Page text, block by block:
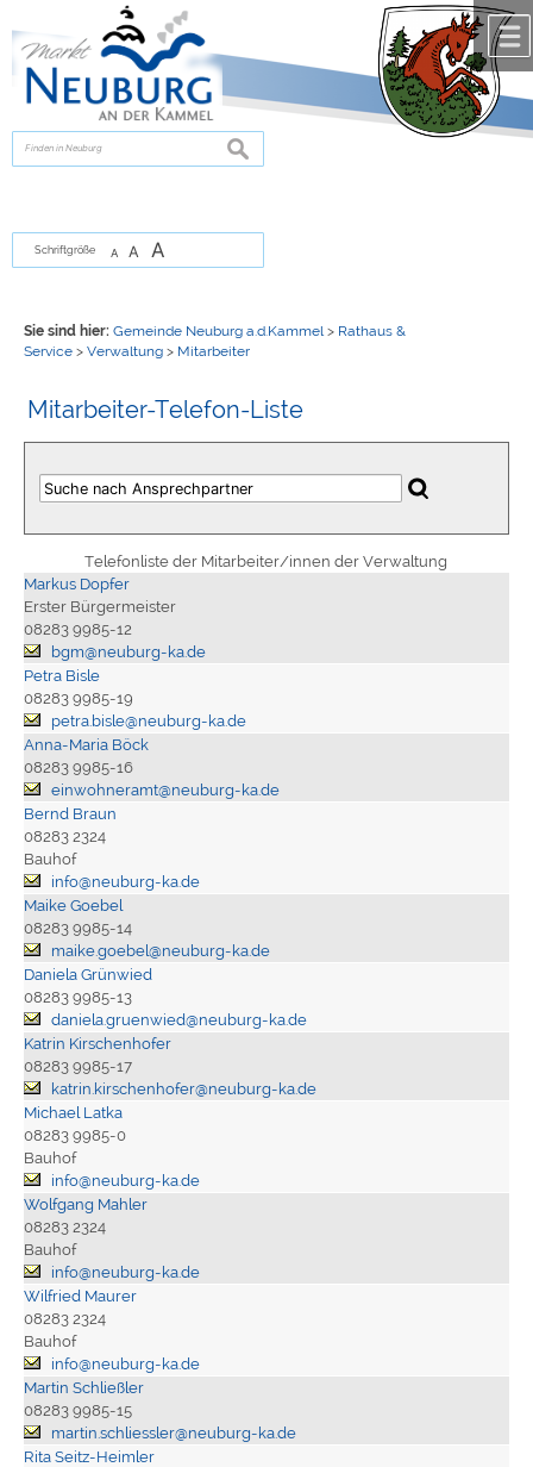
zur Navigationoder
springen.
suchen
Schriftgröße A A A
Sie sind hier: Gemeinde Neuburg a.d.Kammel > Rathaus &
Service> Verwaltung> Mitarbeiter
Mitarbeiter-Telefon-Liste
Telefonliste der Mitarbeiter/innen der Verwaltung
Markus Dopfer
Erster Bürgermeister
08283 9985-12
bgm@neuburg-ka.de
Petra Bisle
08283 9985-19
petra.bisle@neuburg-ka.de
Anna-Maria Böck
08283 9985-16
einwohneramt@neuburg-ka.de
Bernd Braun
08283 2324
Bauhof
info@neuburg-ka.de
Maike Goebel
08283 9985-14
maike.goebel@neuburg-ka.de
Daniela Grünwied
08283 9985-13
daniela.gruenwied@neuburg-ka.de
Katrin Kirschenhofer
08283 9985-17
katrin.kirschenhofer@neuburg-ka.de
Michael Latka
08283 9985-0
Bauhof
info@neuburg-ka.de
Wolfgang Mahler
08283 2324
Bauhof
info@neuburg-ka.de
Wilfried Maurer
08283 2324
Bauhof
info@neuburg-ka.de
Martin Schließler
08283 9985-15
martin.schliessler@neuburg-ka.de
Rita Seitz-Heimler